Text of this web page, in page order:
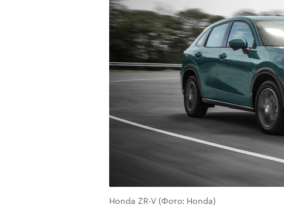
Honda ZR-V(Фото: Honda)